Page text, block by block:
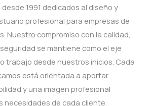
desde 1991 dedicados al diseño y
profesional para empresas de
Nuestro compromiso con la calidad,
se mantiene como el eje
trabajo desde nuestros inicios. Cada
está orientada a aportar
y una imagen profesional
necesidades de cada cliente.